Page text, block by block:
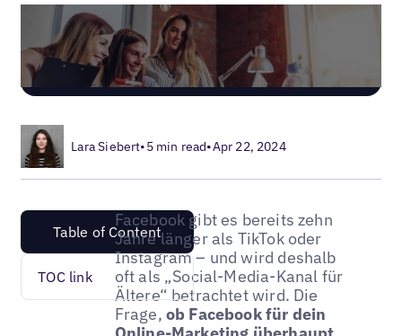
Lara Siebert•5 min read•Apr 22, 2024
Table of Content
TOC link
Facebook gibt es bereits zehn
Jahre länger als TikTok oder
Instagram – und wird deshalb
oft als „Social-Media-Kanal für
Ältere“ betrachtet wird. Die
Frage, ob Facebook für dein